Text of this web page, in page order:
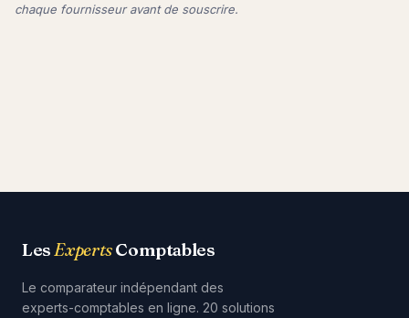
chaque fournisseur avant de souscrire.
LesExpertsComptables
Le comparateur indépendant des
experts-comptables en ligne. 20 solutions